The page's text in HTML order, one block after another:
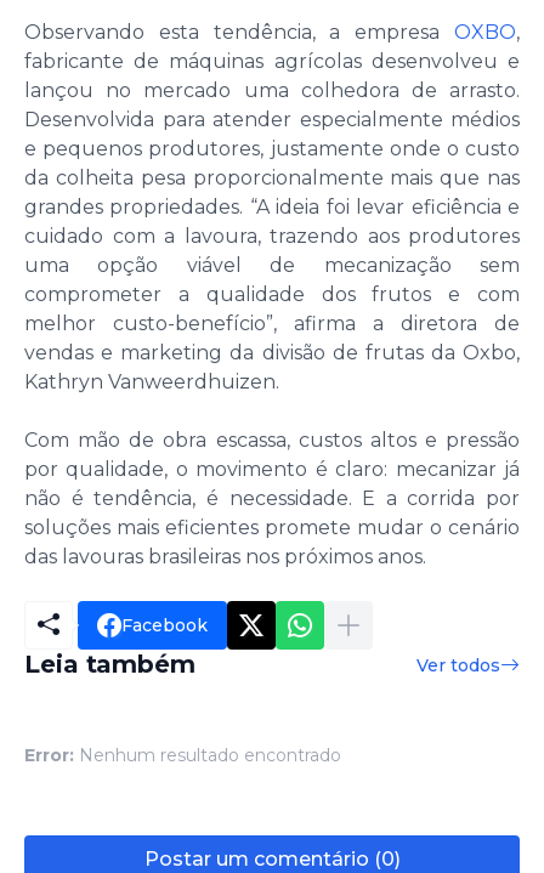
Observando esta tendência, a empresa OXBO,
fabricante de máquinas agrícolas desenvolveu e
lançou no mercado uma colhedora de arrasto.
Desenvolvida para atender especialmente médios
e pequenos produtores, justamente onde o custo
da colheita pesa proporcionalmente mais que nas
grandes propriedades. “A ideia foi levar eficiência e
cuidado com a lavoura, trazendo aos produtores
uma opção viável de mecanização sem
comprometer a qualidade dos frutos e com
melhor custo-benefício”, afirma a diretora de
vendas e marketing da divisão de frutas da Oxbo,
Kathryn Vanweerdhuizen.
Com mão de obra escassa, custos altos e pressão
por qualidade, o movimento é claro: mecanizar já
não é tendência, é necessidade. E a corrida por
soluções mais eficientes promete mudar o cenário
das lavouras brasileiras nos próximos anos.
Facebook
Leia também Ver todos
Error: Nenhum resultado encontrado
Postar um comentário (0)